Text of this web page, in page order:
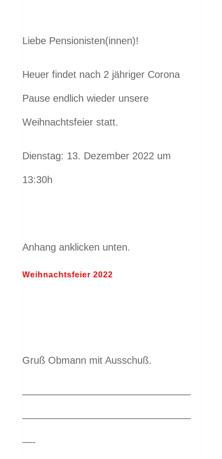
Liebe Pensionisten(innen)!
Heuer findet nach 2 jähriger Corona
Pause endlich wieder unsere
Weihnachtsfeier statt.
Dienstag: 13. Dezember 2022 um
13:30h
Anhang anklicken unten.
Weihnachtsfeier 2022
Gruß Obmann mit Ausschuß.
—————————————————
—————————————————
—-